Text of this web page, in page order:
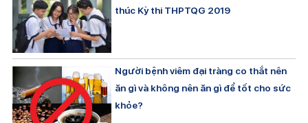
thúc Kỳ thi THPTQG 2019
Người bệnh viêm đại tràng co thắt nên
ăn gì và không nên ăn gì để tốt cho sức
khỏe?